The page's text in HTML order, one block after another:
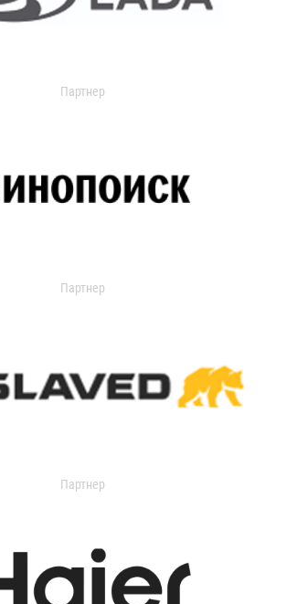
Партнер
Партнер
Партнер